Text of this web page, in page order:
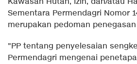
Sementara Permendagri Nomor
merupakan pedoman
"PP tentang penyelesaian
Permendagri mengenai